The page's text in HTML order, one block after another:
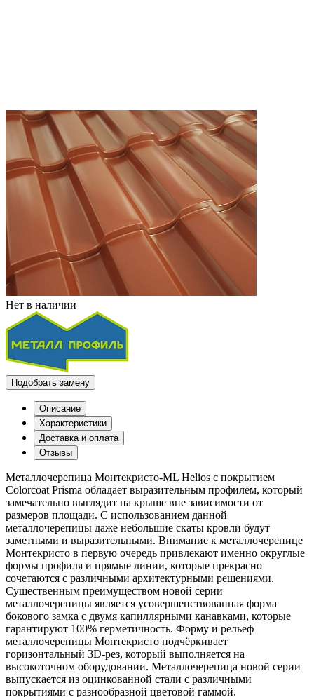
Нет в наличии
Подобрать замену
Описание
Характеристики
Доставка и оплата
Отзывы
Металлочерепица Монтекристо-ML Helios с покрытием
Colorcoat Prisma обладает выразительным профилем, который
замечательно выглядит на крыше вне зависимости от
размеров площади. С использованием данной
металлочерепицы даже небольшие скаты кровли будут
заметными и выразительными. Внимание к металлочерепице
Монтекристо в первую очередь привлекают именно округлые
формы профиля и прямые линии, которые прекрасно
сочетаются с различными архитектурными решениями.
Существенным преимуществом новой серии
металлочерепицы является усовершенствованная форма
бокового замка с двумя капиллярными канавками, которые
гарантируют 100% герметичность. Форму и рельеф
металлочерепицы Монтекристо подчёркивает
горизонтальный 3D-рез, который выполняется на
высокоточном оборудовании. Металлочерепица новой серии
выпускается из оцинкованной стали с различными
покрытиями с разнообразной цветовой гаммой.